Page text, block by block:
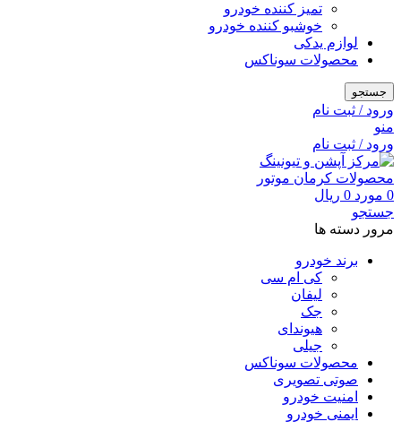
تمیز کننده خودرو
خوشبو کننده خودرو
لوازم یدکی
محصولات سوناکس
جستجو
ورود / ثبت نام
منو
ورود / ثبت نام
0 مورد 0 ریال
جستجو
مرور دسته ها
برند خودرو
کی ام سی
لیفان
جک
هیوندای
جیلی
محصولات سوناکس
صوتی تصویری
امنیت خودرو
ایمنی خودرو